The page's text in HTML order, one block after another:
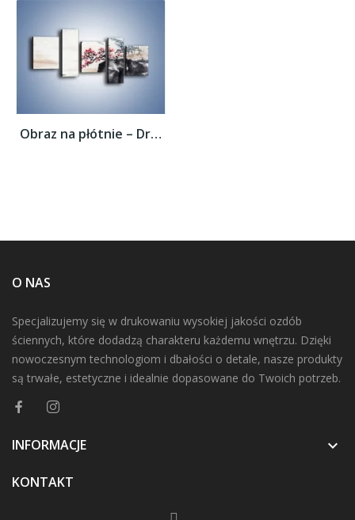
Obraz na płótnie – Drzewo pełne nadziei –...
O NAS
Specjalizujemy się w drukowaniu wysokiej jakości ozdób
ściennych, które dodadzą charakteru każdemu wnętrzu. Dzięki
nowoczesnym technologiom i dbałości o detale, nasze produkty
są trwałe, estetyczne i idealnie dopasowane do Twoich potrzeb.
INFORMACJE 
KONTAKT